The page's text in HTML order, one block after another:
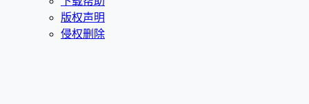
版权声明
侵权删除